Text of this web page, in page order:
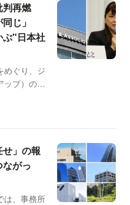
判再燃
同じ」
ぶ"日本社
めぐり、ジ
ップ）の対
」の報
がっ
は、事務所